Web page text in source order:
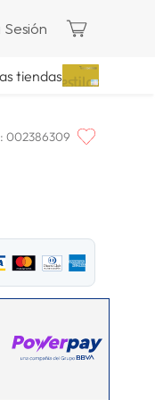
Sesión
tiendas
: 002386309